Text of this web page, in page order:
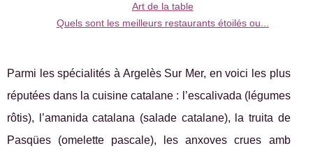
Art de la table
Quels sont les meilleurs restaurants étoilés ou...
Parmi les spécialités à Argelès Sur Mer, en voici les plus
réputées dans la cuisine catalane : l’escalivada (légumes
rôtis), l’amanida catalana (salade catalane), la truita de
Pasqües (omelette pascale), les anxoves crues amb